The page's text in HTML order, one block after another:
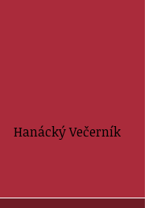
Hanácký Večerník